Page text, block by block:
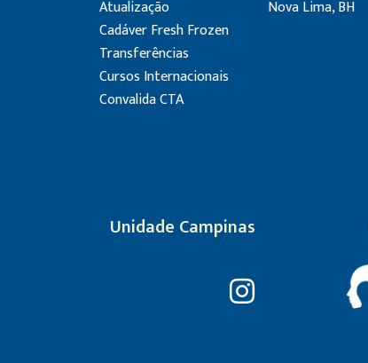
Atualização
Cadáver Fresh Frozen
Transferências
Cursos Internacionais
Convalida CTA
Nova Lima, BH
Unidade Campinas